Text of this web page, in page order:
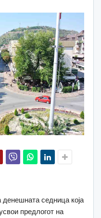
седница која
предлогот на